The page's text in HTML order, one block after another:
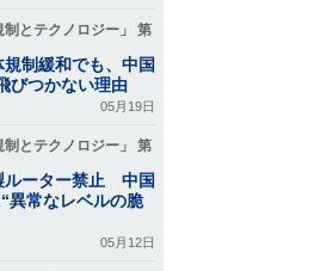
とテクノロジー」 第
制緩和でも、中国
びつかない理由
05月19日
とテクノロジー」 第
ルーター禁止 中国
異常なレベルの脆
05月12日